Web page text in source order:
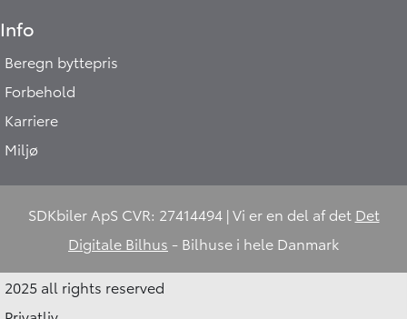
Info
Beregn byttepris
Forbehold
Karriere
Miljø
SDKbiler ApS CVR: 27414494 | Vi er en del af det Det
Digitale Bilhus - Bilhuse i hele Danmark
2025 all rights reserved